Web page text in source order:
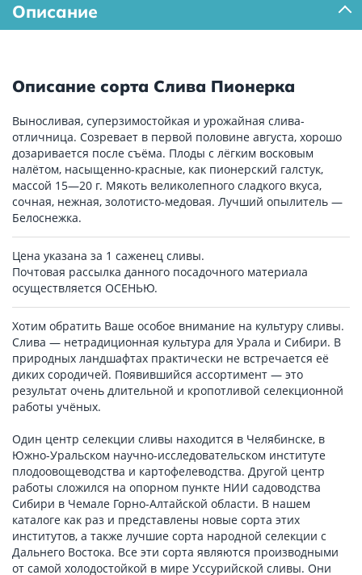
Описание
Описание сорта Слива Пионерка
Выносливая, суперзимостойкая и урожайная слива-
отличница. Созревает в первой половине августа, хорошо
дозаривается после съёма. Плоды с лёгким восковым
налётом, насыщенно-красные, как пионерский галстук,
массой 15—20 г. Мякоть великолепного сладкого вкуса,
сочная, нежная, золотисто-медовая. Лучший опылитель —
Белоснежка.
Цена указана за 1 саженец сливы.
Почтовая рассылка данного посадочного материала
осуществляется ОСЕНЬЮ.
Хотим обратить Ваше особое внимание на культуру сливы.
Слива — нетрадиционная культура для Урала и Сибири. В
природных ландшафтах практически не встречается её
диких сородичей. Появившийся ассортимент — это
результат очень длительной и кропотливой селекционной
работы учёных.
Один центр селекции сливы находится в Челябинске, в
Южно-Уральском научно-исследовательском институте
плодоовощеводства и картофелеводства. Другой центр
работы сложился на опорном пункте НИИ садоводства
Сибири в Чемале Горно-Алтайской области. В нашем
каталоге как раз и представлены новые сорта этих
институтов, а также лучшие сорта народной селекции с
Дальнего Востока. Все эти сорта являются производными
от самой холодостойкой в мире Уссурийской сливы. Они